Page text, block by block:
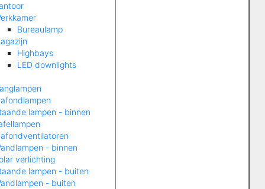
Bureaulamp
Highbays
LED downlights
lampen - binnen
- binnen
verlichting
lampen - buiten
- buiten